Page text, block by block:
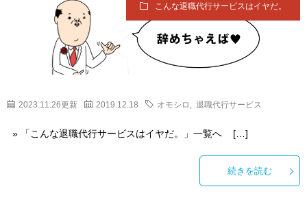
こんな退職代行サービスはイヤだ。
2023.11.26更新 2019.12.18 オモシロ 退職代行サービス
» 「こんな退職代行サービスはイヤだ。」一覧へ […]
続きを読む